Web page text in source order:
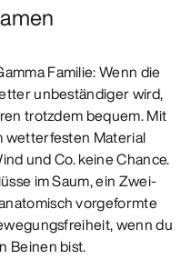
Familie: Wenn die
unbeständiger wird,
trotzdem bequem. Mit
wetterfesten Material
und Co. keine Chance.
im Saum, ein Zwei-
vorgeformte
wenn du
Beinen bist.